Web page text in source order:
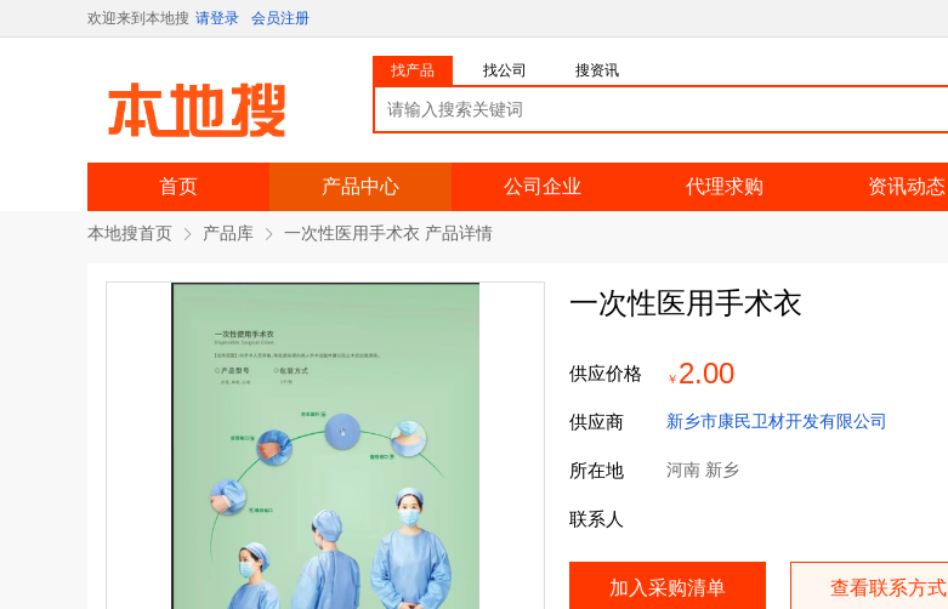
欢迎来到本地搜 请登录 会员注册
找产品 找公司 搜资讯
首页 产品中心 公司企业 代理求购 资讯动态
本地搜首页 产品库 一次性医用手术衣 产品详情
一次性医用手术衣
供应价格 ￥ 2.00
供应商 新乡市康民卫材开发有限公司
所在地 河南 新乡
联系人
加入采购清单 查看联系方式